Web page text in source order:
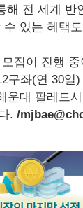
해 전 세계 반
있는 혜택
집이 진행
구좌(연 30일
운대 팔레드
. /